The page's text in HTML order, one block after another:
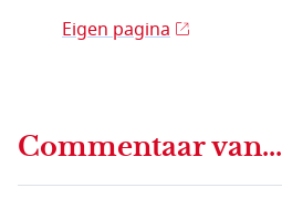
Eigen pagina
Commentaar van...